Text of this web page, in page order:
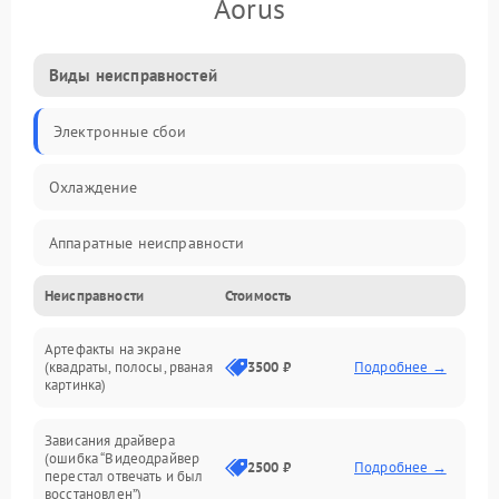
Aorus
Виды неисправностей
Электронные сбои
Охлаждение
Аппаратные неисправности
Перегрев и термопроблемы
Видео
Интерфейсные и коммуникационные проблемы
Неисправности Стоимость
Артефакты на экране
(квадраты, полосы, рваная
картинка)
3500 ₽ Подробнее →
Зависания драйвера
(ошибка “Видеодрайвер
перестал отвечать и был
восстановлен”)
2500 ₽ Подробнее →